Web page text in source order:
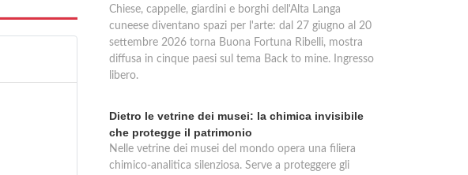
Chiese, cappelle, giardini e borghi dell'Alta Langa
cuneese diventano spazi per l'arte: dal 27 giugno al 20
settembre 2026 torna Buona Fortuna Ribelli, mostra
diffusa in cinque paesi sul tema Back to mine. Ingresso
libero.
Dietro le vetrine dei musei: la chimica invisibile
che protegge il patrimonio
Nelle vetrine dei musei del mondo opera una filiera
chimico-analitica silenziosa. Serve a proteggere gli